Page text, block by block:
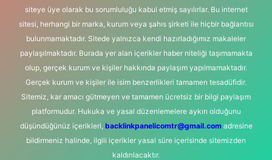
siteye üye olarak bu sorumluluğu kabul etmiş sayılırlar. Bu internet
sitesi, herhangi bir marka, kurum veya şahıs şirketi ile hiçbir bağlantısı
bulunmamaktadır. Sitede yalnızca kendi hazırladığımız makaleler
paylaşılmaktadır. Burada yer alan içerikler haber niteliği taşımamakta
olup, gerçek kurum ve kişiler hakkında paylaşım yapılmamaktadır.
Gerçek kurum ve kişiler ile isim benzerlikleri tamamen tesadüfidir.
Sitemiz, kar amacı gütmeyen ve tamamen ücretsiz bir bilgi paylaşım
platformudur. Hukuka ve yasal düzenlemelere aykırı olduğunu
düşündüğünüz içerikleri, backlinkpanelicomtr@gmail.comadresine
bildirmeniz halinde, ilgili içerikler yasal süre içerisinde sitemizden
kaldırılacaktır.